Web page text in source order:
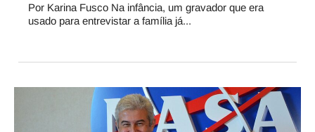
Por Karina Fusco Na infância, um gravador que era
usado para entrevistar a família já...